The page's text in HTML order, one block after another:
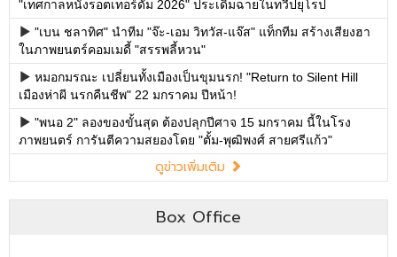
"เทศกาลหนังรอตเทอร์ดัม 2026" ประเดิมฉายในทวีปยุโรป
"เบน ชลาทิศ" นำทีม "จ๊ะ-เอม วิทวัส-แจ๊ส" แท็กทีม สร้างเสียงฮา
ในภาพยนตร์คอมเมดี้ "สรรพลี้หวน"
หมอกมรณะ เปลี่ยนทั้งเมืองเป็นขุมนรก! "Return to Silent Hill
เมืองห่าผี นรกคืนชีพ" 22 มกราคม ปีหน้า!
"พนอ 2" ลองของขั้นสุด ต้องปลุกปีศาจ 15 มกราคม นี้ในโรง
ภาพยนตร์ การันตีความสยองโดย "ตั้ม-พุฒิพงศ์ สายศรีแก้ว"
ดูข่าวเพิ่มเติม
Box Office